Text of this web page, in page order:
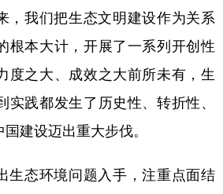
我们把生态文明建设作为关系
根本大计，开展了一系列开创性
度之大、成效之大前所未有，生
实践都发生了历史性、转折性、
建设迈出重大步伐。
态环境问题入手，注重点面结